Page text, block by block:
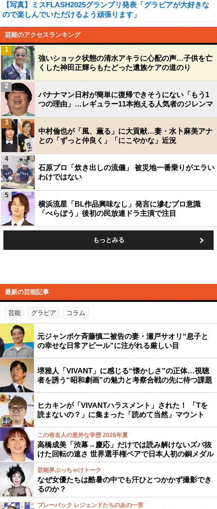
【写真】ミスFLASH2025グランプリ発表「グラビアが大好きな
ので楽しんでいただけるよう頑張ります」
芸能のアクセスランキング
強いショック状態の清水アキラに心配の声…子供を亡
くした神田正輝らもたどった遺族ケアの道のり
1
バナナマン日村が簡単に復帰できそうにない「もう1
つの理由」…レギュラー11本抱える人気者のジレンマ
2
中村倫也が「風、薫る」に大貢献…妻・水卜麻美アナ
との「ずっと仲良く」「にこやかな」近況
3
石原プロ「炊き出しの流儀」 被災地一番乗りがエラい
わけではない
4
横浜流星「BL作品興味なし」発言に滲むプロ意識
「べらぼう」後初の民放連ドラ主演で注目
5
もっとみる
最新の芸能記事
芸能 グラビア コラム
元ジャンポケ斉藤慎二被告の妻・瀬戸サオリ“息子と
の幸せな日常アピール”に注がれる厳しい目
堺雅人「VIVANT」に感じる“懐かしさ”の正体…視聴
者を誘う“昭和劇画”の魅力と考察合戦の先に待つ課題
ヒカキンが「VIVANTハラスメント」された！ 「Tを
読まないの？」に集まった「読めて当然」マウント
この有名人の意外な学歴 2026年夏
高橋成美「渋幕→慶応」だけでは読み解けないズバ抜
けた回転の速さ 世界選手権ペアで日本人初の銅メダル
芸能界ぶっちゃけトーク
なぜ女優たちは酷暑の中でも汗ひとつかかず撮影でき
るのか？
プレーバック レジェンドたちのあの一言